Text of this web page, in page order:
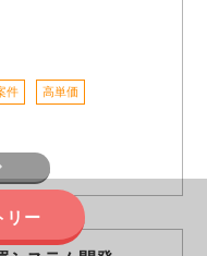
件 高単価
リー